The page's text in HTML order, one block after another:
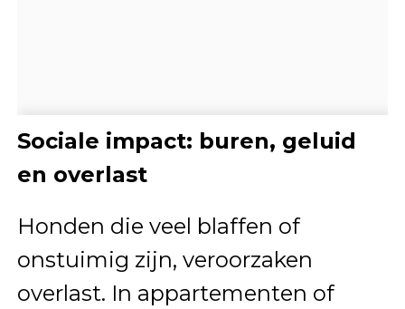
Sociale impact: buren, geluid
en overlast
Honden die veel blaffen of
onstuimig zijn, veroorzaken
overlast. In appartementen of